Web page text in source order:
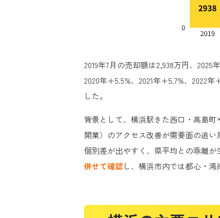
2019年7月の売却額は2,938万円、2025
2020年+5.5%、2021年+5.7%、2022
した。
背景として、横浜駅きた西口・高島
開業）のアクセス改善が需要面の追
個別差が出やすく、県平均との乖離が
併せて確認し、横浜市内では都心・